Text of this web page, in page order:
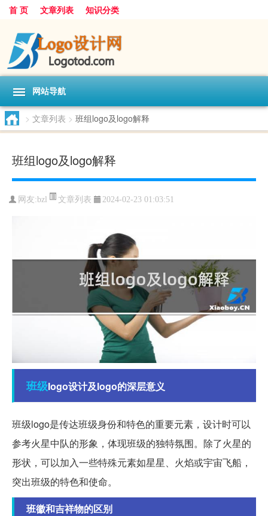
首 页 文章列表 知识分类
网站导航
> 文章列表 > 班组logo及logo解释
班组logo及logo解释
网友:bzl 文章列表 2024-02-23 01:03:51
班级logo设计及logo的深层意义
班级logo是传达班级身份和特色的重要元素，设计时可以
参考火星中队的形象，体现班级的独特氛围。除了火星的
形状，可以加入一些特殊元素如星星、火焰或宇宙飞船，
突出班级的特色和使命。
班徽和吉祥物的区别